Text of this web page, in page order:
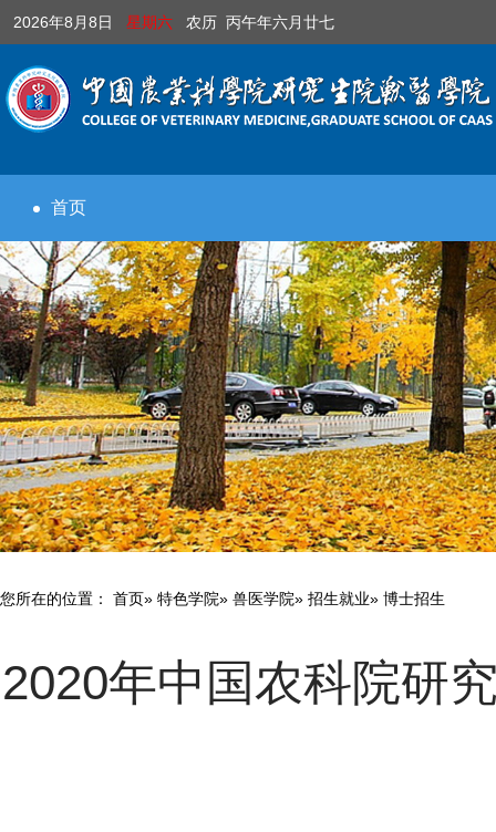
2026年8月8日 星期六 农历 丙午年六月廿七
首页
您所在的位置： 首页» 特色学院» 兽医学院» 招生就业» 博士招生
2020年中国农科院研